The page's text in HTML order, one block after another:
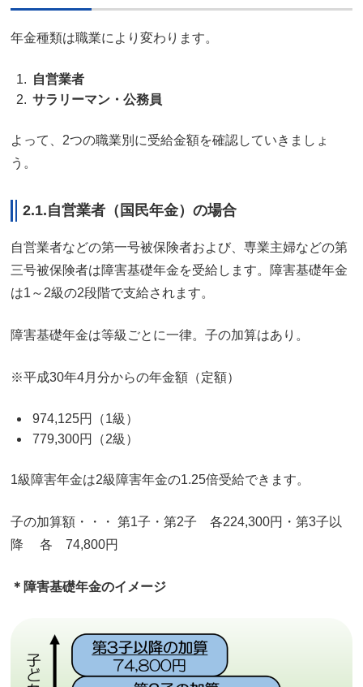
年金種類は職業により変わります。
自営業者
サラリーマン・公務員
よって、2つの職業別に受給金額を確認していきましょ
う。
2.1.自営業者（国民年金）の場合
自営業者などの第一号被保険者および、専業主婦などの第
三号被保険者は障害基礎年金を受給します。障害基礎年金
は1～2級の2段階で支給されます。
障害基礎年金は等級ごとに一律。子の加算はあり。
※平成30年4月分からの年金額（定額）
974,125円（1級）
779,300円（2級）
1級障害年金は2級障害年金の1.25倍受給できます。
子の加算額・・・ 第1子・第2子 各224,300円・第3子以
降 各 74,800円
＊障害基礎年金のイメージ